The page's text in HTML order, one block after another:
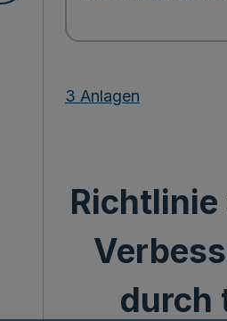
3 Anlagen
durch